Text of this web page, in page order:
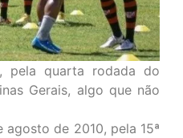
pela quarta rodada do
Gerais, algo que não
de 2010, pela 15ª